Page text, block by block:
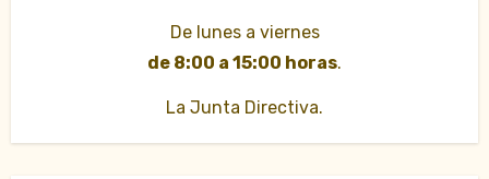
De lunes a viernes
de 8:00 a 15:00 horas.
La Junta Directiva.